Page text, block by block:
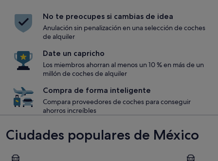
No te preocupes si cambias de idea
Anulación sin penalización en una selección de coches
de alquiler
Date un capricho
Los miembros ahorran al menos un 10 % en más de un
millón de coches de alquiler
Compra de forma inteligente
Compara proveedores de coches para conseguir
ahorros increíbles
Ciudades populares de México
Cancún Ciudad